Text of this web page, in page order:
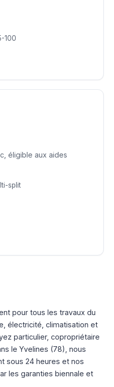
100
éligible aux aides
split
pour tous les travaux du
électricité, climatisation et
particulier, copropriétaire
le Yvelines (78), nous
sous 24 heures et nos
les garanties biennale et